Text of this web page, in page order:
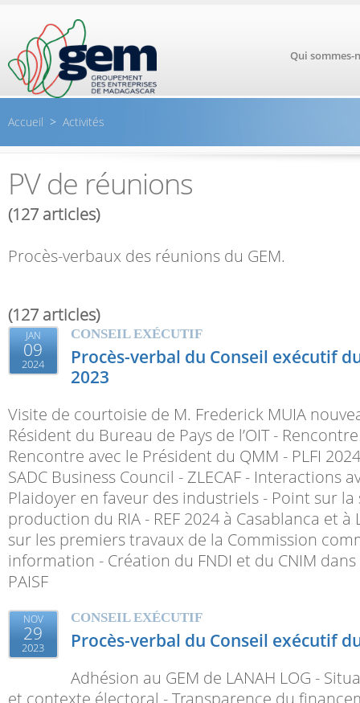
Qui sommes-
Accueil > Activités
PV de réunions
(127 articles)
Procès-verbaux des réunions du GEM.
(127 articles)
JAN
09
2024
CONSEIL EXÉCUTIF
Procès-verbal du Conseil exécutif
2023
Visite de courtoisie de M. Frederick MUIA
Résident du Bureau de Pays de l’OIT -
Rencontre avec le Président du QMM - PLFI
SADC Business Council - ZLECAF - Interactions
Plaidoyer en faveur des industriels - Point sur
production du RIA - REF 2024 à Casablanca et à
sur les premiers travaux de la Commission
information - Création du FNDI et du CNIM
PAISF
NOV
29
2023
CONSEIL EXÉCUTIF
Procès-verbal du Conseil exécutif
Adhésion au GEM de LANAH LOG -
et contexte électoral - Transparence du